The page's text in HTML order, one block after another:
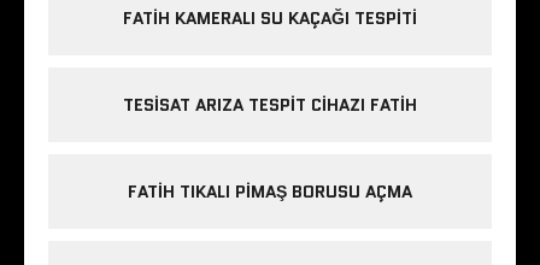
FATIH KAMERALI SU KAÇAĞI TESPITI
TESISAT ARIZA TESPIT CIHAZI FATIH
FATIH TIKALI PIMAŞ BORUSU AÇMA